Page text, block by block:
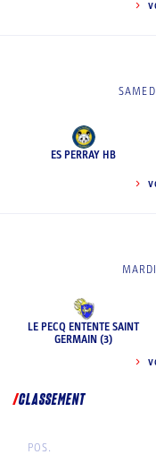
ES PERRAY HB
LE PECQ ENTENTE SAINT
GERMAIN (3)
CLASSEMENT
POS.